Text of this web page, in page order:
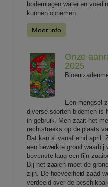
bodemlagen water en
kunnen opnemen.
Meer info
Onze
2025
Een mengsel
diverse soorten bloemen is
in gebruik. Men zaait het
rechtstreeks op de plaats
Dat kan al vanaf eind april.
een bewerkte grond waarbij
bovenste laag een fijn
Bij het zaaien moet de
zijn. De hoeveelheid zaad
verdeeld over de